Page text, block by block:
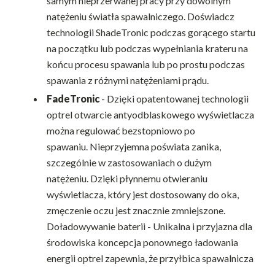
natężeniu światła spawalniczego. Doświadcz
technologii ShadeTronic podczas gorącego startu
na początku lub podczas wypełniania krateru na
końcu procesu spawania lub po prostu podczas
spawania z różnymi natężeniami prądu.
FadeTronic - Dzięki opatentowanej technologii
optrel otwarcie antyodblaskowego wyświetlacza
można regulować bezstopniowo po
spawaniu. Nieprzyjemna poświata zanika,
szczególnie w zastosowaniach o dużym
natężeniu. Dzięki płynnemu otwieraniu
wyświetlacza, który jest dostosowany do oka,
zmęczenie oczu jest znacznie zmniejszone.
Doładowywanie baterii - Unikalna i przyjazna dla
środowiska koncepcja ponownego ładowania
energii optrel zapewnia, że przyłbica spawalnicza